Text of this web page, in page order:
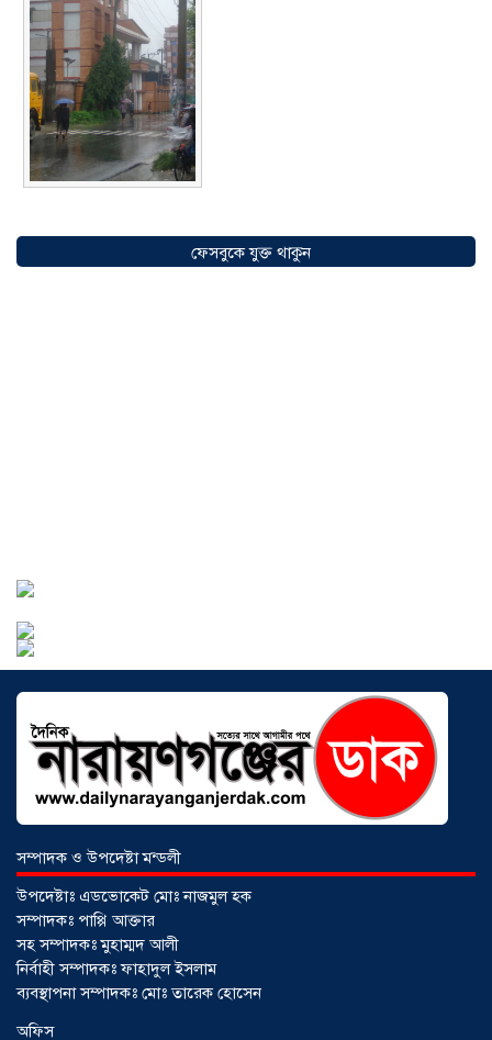
অগ্রযাত্রায় নতুন অধ্যায়, উদ্বোধন হলো ‘শিফা
মোহাম্মদিয়া ফিশারিজ’
০৫ আগস্ট ২০২৬
ফেসবুকে যুক্ত থাকুন
সম্পাদক ও উপদেষ্টা মন্ডলী
উপদেষ্টাঃ এডভোকেট মোঃ নাজমুল হক
সম্পাদকঃ পাপ্পি আক্তার
সহ সম্পাদকঃ মুহাম্মদ আলী
নির্বাহী সম্পাদকঃ ফাহাদুল ইসলাম
ব্যবস্থাপনা সম্পাদকঃ মোঃ তারেক হোসেন
অফিস